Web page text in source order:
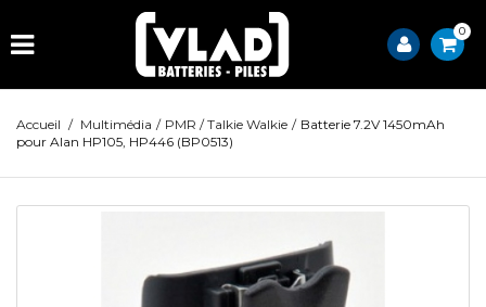
0
Accueil / Multimédia / PMR / Talkie Walkie / Batterie 7.2V 1450mAh
pour Alan HP105, HP446 (BP0513)